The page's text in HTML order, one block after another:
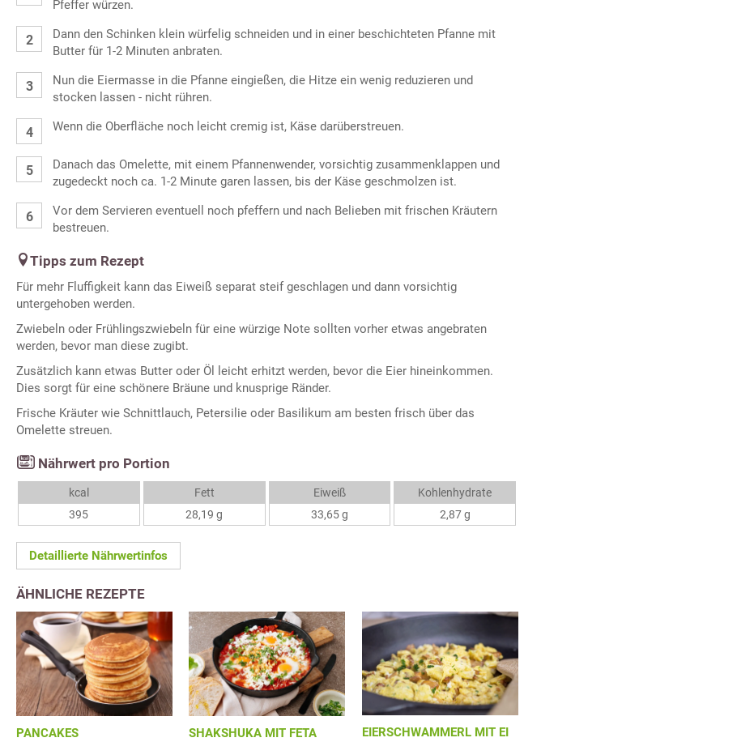
Pfeffer würzen.
Dann den Schinken klein würfelig schneiden und in einer beschichteten Pfanne mit
Butter für 1-2 Minuten anbraten.
Nun die Eiermasse in die Pfanne eingießen, die Hitze ein wenig reduzieren und
stocken lassen - nicht rühren.
Wenn die Oberfläche noch leicht cremig ist, Käse darüberstreuen.
Danach das Omelette, mit einem Pfannenwender, vorsichtig zusammenklappen und
zugedeckt noch ca. 1-2 Minute garen lassen, bis der Käse geschmolzen ist.
Vor dem Servieren eventuell noch pfeffern und nach Belieben mit frischen Kräutern
bestreuen.
Tipps zum Rezept
Für mehr Fluffigkeit kann das Eiweiß separat steif geschlagen und dann vorsichtig
untergehoben werden.
Zwiebeln oder Frühlingszwiebeln für eine würzige Note sollten vorher etwas angebraten
werden, bevor man diese zugibt.
Zusätzlich kann etwas Butter oder Öl leicht erhitzt werden, bevor die Eier hineinkommen.
Dies sorgt für eine schönere Bräune und knusprige Ränder.
Frische Kräuter wie Schnittlauch, Petersilie oder Basilikum am besten frisch über das
Omelette streuen.
Nährwert pro Portion
kcal
395
Fett
28,19 g
Eiweiß
33,65 g
Kohlenhydrate
2,87 g
Detaillierte Nährwertinfos
ÄHNLICHE REZEPTE
PANCAKES
SHAKSHUKA MIT FETA
EIERSCHWAMMERL MIT EI